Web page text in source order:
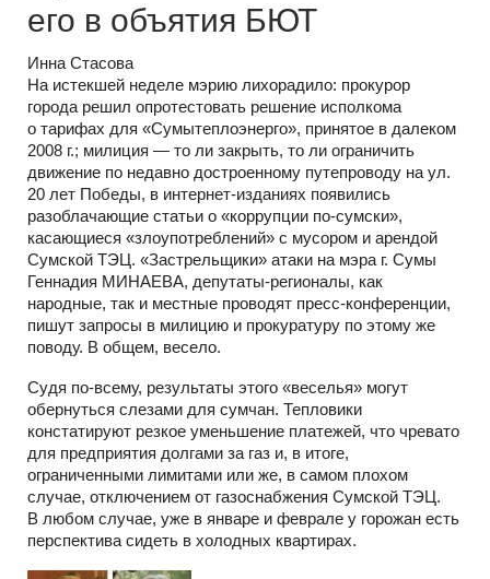
его в объятия БЮТ
Инна Стасова
На истекшей неделе мэрию лихорадило: прокурор
города решил опротестовать решение исполкома
о тарифах для «Сумытеплоэнерго», принятое в далеком
2008 г.; милиция — то ли закрыть, то ли ограничить
движение по недавно достроенному путепроводу на ул.
20 лет Победы, в интернет-изданиях появились
разоблачающие статьи о «коррупции по-сумски»,
касающиеся «злоупотреблений» с мусором и арендой
Сумской ТЭЦ. «Застрельщики» атаки на мэра г. Сумы
Геннадия МИНАЕВА, депутаты-регионалы, как
народные, так и местные проводят пресс-конференции,
пишут запросы в милицию и прокуратуру по этому же
поводу. В общем, весело.
Судя по-всему, результаты этого «веселья» могут
обернуться слезами для сумчан. Тепловики
констатируют резкое уменьшение платежей, что чревато
для предприятия долгами за газ и, в итоге,
ограниченными лимитами или же, в самом плохом
случае, отключением от газоснабжения Сумской ТЭЦ.
В любом случае, уже в январе и феврале у горожан есть
перспектива сидеть в холодных квартирах.